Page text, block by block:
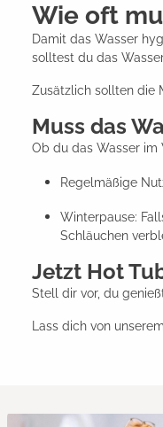
Wie oft
Damit das Wasser
solltest du das
Zusätzlich sollten die
Muss das
Ob du das Wasser
Regelmäßige
Winterpause:
Schläuchen
Jetzt Hot
Stell dir vor, du
Lass dich von